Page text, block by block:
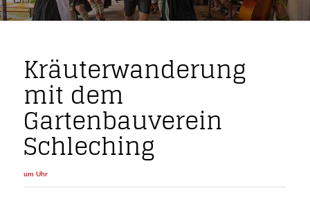
Kräuterwanderung
mit dem
Gartenbauverein
Schleching
um Uhr